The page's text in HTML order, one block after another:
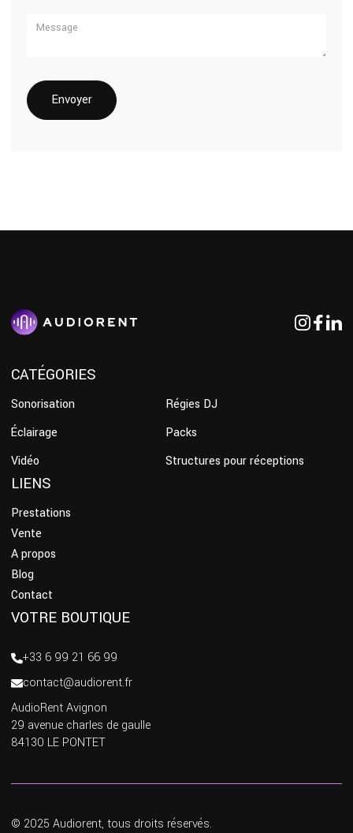
CATÉGORIES
Sonorisation
Régies DJ
Éclairage
Packs
Vidéo
Structures pour réceptions
LIENS
Prestations
Vente
A propos
Blog
Contact
VOTRE BOUTIQUE
+33 6 99 21 66 99
contact@audiorent.fr
AudioRent Avignon
29 avenue charles de gaulle
84130 LE PONTET
© 2025 Audiorent, tous droits réservés.